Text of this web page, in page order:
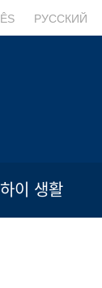
РУССКИЙ
이 생활